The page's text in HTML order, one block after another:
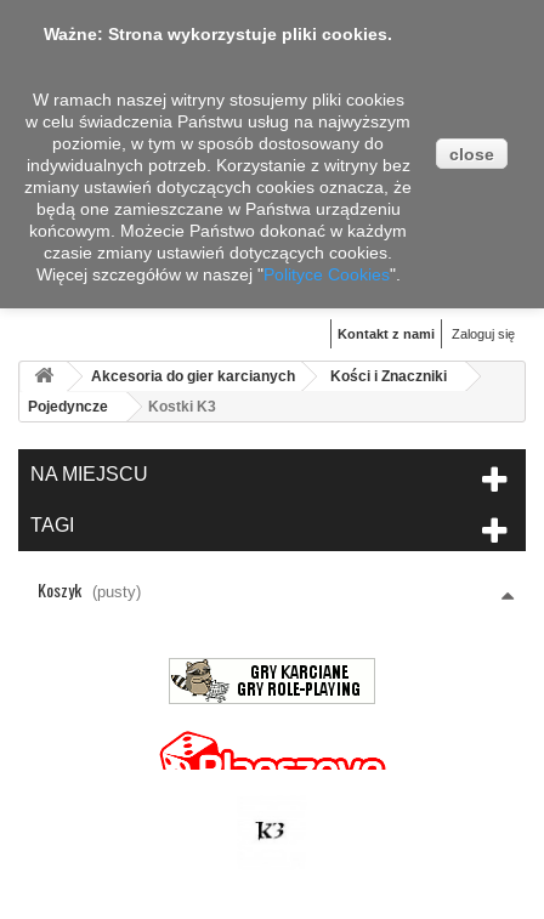
Koszyk (pusty)
Zaloguj się
Kontakt z nami
Akcesoria do gier karcianych
Kości i Znaczniki
Pojedyncze
Kostki K3
NA MIEJSCU
TAGI
Koszyk (pusty)
Ważne: Strona wykorzystuje pliki cookies.
W ramach naszej witryny stosujemy pliki cookies
w celu świadczenia Państwu usług na najwyższym
poziomie, w tym w sposób dostosowany do
indywidualnych potrzeb. Korzystanie z witryny bez
zmiany ustawień dotyczących cookies oznacza, że
będą one zamieszczane w Państwa urządzeniu
końcowym. Możecie Państwo dokonać w każdym
czasie zmiany ustawień dotyczących cookies.
Więcej szczegółów w naszej "Polityce Cookies".
close